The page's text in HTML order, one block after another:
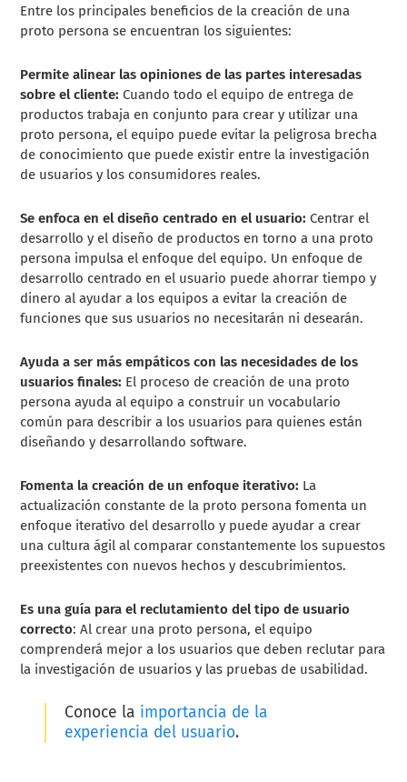
Entre los principales beneficios de la creación de una
proto persona se encuentran los siguientes:
Permite alinear las opiniones de las partes interesadas
sobre el cliente: Cuando todo el equipo de entrega de
productos trabaja en conjunto para crear y utilizar una
proto persona, el equipo puede evitar la peligrosa brecha
de conocimiento que puede existir entre la investigación
de usuarios y los consumidores reales.
Se enfoca en el diseño centrado en el usuario: Centrar el
desarrollo y el diseño de productos en torno a una proto
persona impulsa el enfoque del equipo. Un enfoque de
desarrollo centrado en el usuario puede ahorrar tiempo y
dinero al ayudar a los equipos a evitar la creación de
funciones que sus usuarios no necesitarán ni desearán.
Ayuda a ser más empáticos con las necesidades de los
usuarios finales: El proceso de creación de una proto
persona ayuda al equipo a construir un vocabulario
común para describir a los usuarios para quienes están
diseñando y desarrollando software.
Fomenta la creación de un enfoque iterativo: La
actualización constante de la proto persona fomenta un
enfoque iterativo del desarrollo y puede ayudar a crear
una cultura ágil al comparar constantemente los supuestos
preexistentes con nuevos hechos y descubrimientos.
Es una guía para el reclutamiento del tipo de usuario
correcto: Al crear una proto persona, el equipo
comprenderá mejor a los usuarios que deben reclutar para
la investigación de usuarios y las pruebas de usabilidad.
Conoce la importancia de la
experiencia del usuario.